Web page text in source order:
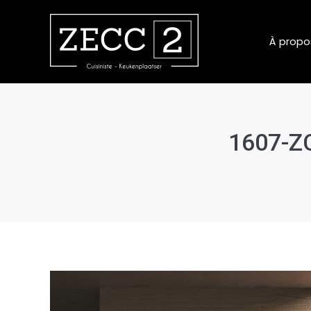
À
1607-